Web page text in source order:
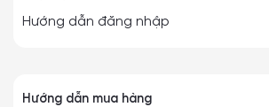
Hướng dẫn đăng nhập
Hướng dẫn mua hàng